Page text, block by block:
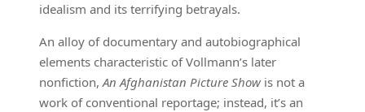
idealism and its terrifying betrayals.
An alloy of documentary and autobiographical
elements characteristic of Vollmann’s later
nonfiction,An Afghanistan Picture Showis not a
work of conventional reportage; instead, it’s an